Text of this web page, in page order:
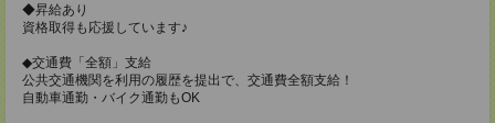
◆昇給あり
資格取得も応援しています♪
◆交通費「全額」支給
公共交通機関を利用の履歴を提出で、交通費全額支給！
自動車通勤・バイク通勤もOK